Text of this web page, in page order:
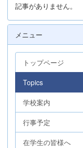
記事がありません。
メニュー
トップページ
Topics
学校案内
行事予定
在学生の皆様へ